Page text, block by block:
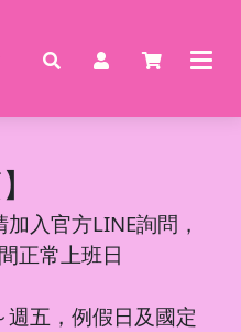
入官方LINE詢問，
正常上班日
週五，例假日及國定